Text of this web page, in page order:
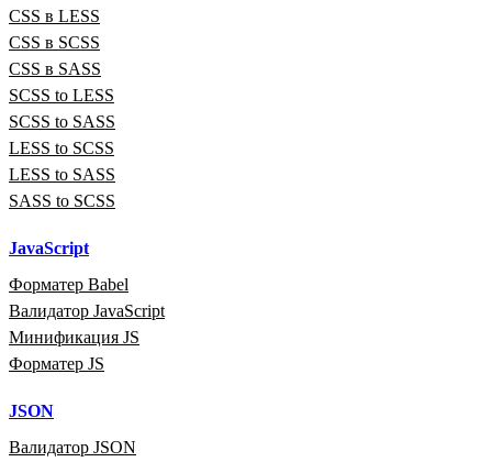
CSS в LESS
CSS в SCSS
CSS в SASS
SCSS to LESS
SCSS to SASS
LESS to SCSS
LESS to SASS
SASS to SCSS
JavaScript
Форматер Babel
Валидатор JavaScript
Минификация JS
Форматер JS
JSON
Валидатор JSON